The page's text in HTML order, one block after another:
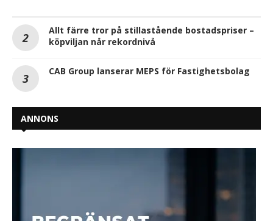
Allt färre tror på stillastående bostadspriser –
köpviljan når rekordnivå
CAB Group lanserar MEPS för Fastighetsbolag
ANNONS